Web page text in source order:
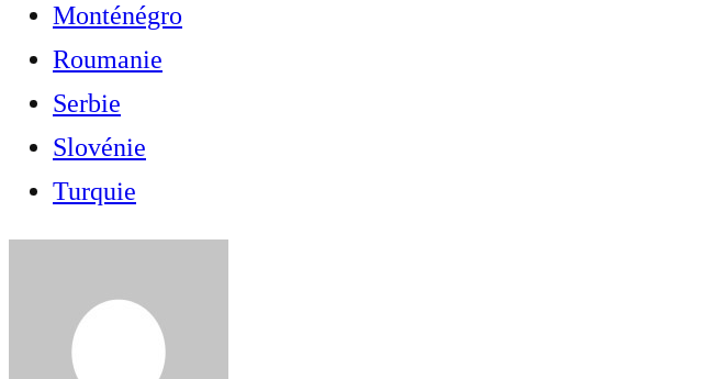
Monténégro
Roumanie
Serbie
Slovénie
Turquie